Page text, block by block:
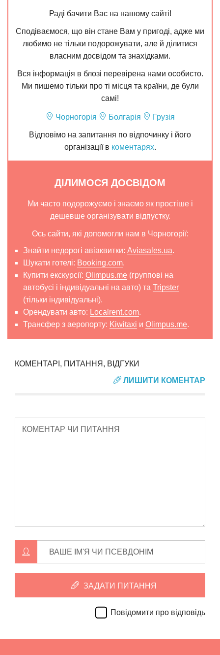
Раді бачити Вас на нашому сайті!
Сподіваємося, що він стане Вам у пригоді, адже ми
любимо не тільки подорожувати, але й ділитися
власним досвідом та знахідками.
Вся інформація в блозі перевірена нами особисто.
Ми пишемо тільки про ті місця та країни, де були
самі!
Чорногорія Болгарія Грузія
Відповімо на запитання по відпочинку і його
організації в коментарях.
ДІЛИМОСЯ ДОСВІДОМ
Ми часто подорожуємо і знаємо як простіше і
дешевше організувати відпустку.
Ось сайти, які допомогли нам в Чорногорії:
Знайти недорогі авіаквитки: Aviasales.ua.
Шукати готелі: Booking.com.
Купити екскурсії: Olimpus.me (группові на
автобусі і індивідуальні на авто) та Tripster
(тільки індивідуальні).
Орендувати авто: Localrent.com.
Трансфер з аеропорту: Kiwitaxi и Olimpus.me.
КОМЕНТАРІ, ПИТАННЯ, ВІДГУКИ
ЛИШИТИ КОМЕНТАР
КОМЕНТАР ЧИ ПИТАННЯ
ВАШЕ ІМ'Я ЧИ ПСЕВДОНІМ
ЗАДАТИ ПИТАННЯ
Повідомити про відповідь
E